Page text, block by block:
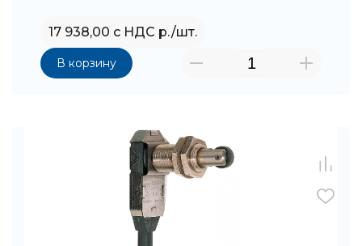
17 938,00 с НДС р./шт.
В корзину